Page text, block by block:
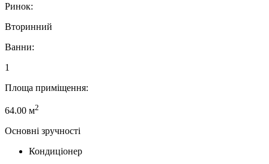
Ринок:
Вторинний
Ванни:
1
Площа приміщення:
64.00 м2
Основні зручності
Кондиціонер